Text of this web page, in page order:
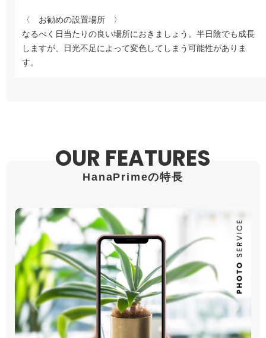
〈 お勧めの設置場所 〉
なるべく日当たりの良い場所におきましょう。半日陰でも成長
しますが、日光不足によって変色してしまう可能性がありま
す。
OUR FEATURES
HanaPrimeの特長